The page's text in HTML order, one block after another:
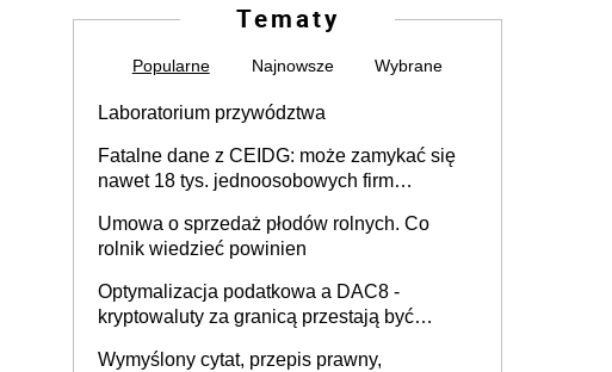
Tematy
Popularne Najnowsze Wybrane
Laboratorium przywództwa
Fatalne dane z CEIDG: może zamykać się
nawet 18 tys. jednoosobowych firm
Umowa o sprzedaż płodów rolnych. Co
rolnik wiedzieć powinien
Optymalizacja podatkowa a DAC8 -
kryptowaluty za granicą przestają być
Wymyślony cytat, przepis prawny,